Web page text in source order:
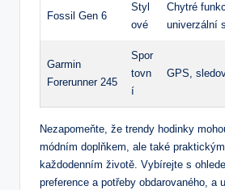
Fossil Gen 6
Styl
ové
Chytré
univerzální
Garmin
Forerunner 245
Spor
tovn
í
GPS,
Nezapomeňte, že trendy hodinky
módním doplňkem, ale také
každodenním životě. Vybírejte s
preference a potřeby obdarovaného, a